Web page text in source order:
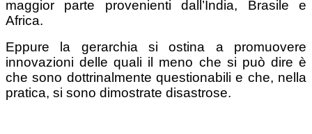
maggior parte provenienti dall’India, Brasile e
Africa.
Eppure la gerarchia si ostina a promuovere
innovazioni delle quali il meno che si può dire è
che sono dottrinalmente questionabili e che, nella
pratica, si sono dimostrate disastrose.